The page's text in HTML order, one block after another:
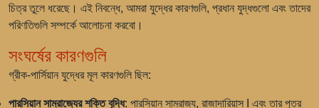
চিত্র তুলে ধরেছে। এই নিবন্ধে, আমরা যুদ্ধের কারণগুলি, প্রধান যুদ্ধগুলো এবং তাদের
পরিণতিগুলি সম্পর্কে আলোচনা করবো।
সংঘর্ষের কারণগুলি
গ্রীক-পার্সিয়ান যুদ্ধের মূল কারণগুলি ছিল:
পারসিয়ান সাম্রাজ্যের শক্তি বৃদ্ধি: পারসিয়ান সাম্রাজ্য, রাজাদারিয়াস I এবং তার পুত্র